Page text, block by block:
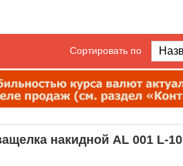
Сортировать по
накидной AL 001 L-